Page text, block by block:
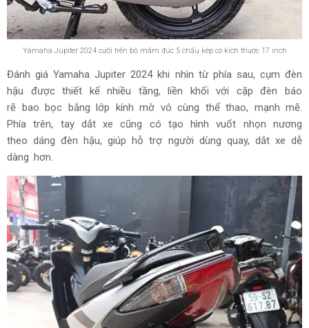
Yamaha Jupiter 2024 cưỡi trên bộ mâm đúc 5 chấu kép có kích thước 17 inch
Đánh giá Yamaha Jupiter 2024 khi nhìn từ phía sau, cụm đèn
hậu được thiết kế nhiều tầng, liền khối với cặp đèn báo
rẽ bao bọc bằng lớp kính mờ vô cùng thể thao, mạnh mẽ.
Phía trên, tay dắt xe cũng có tạo hình vuốt nhọn nương
theo dáng đèn hậu, giúp hỗ trợ người dùng quay, dắt xe dễ
dàng hơn.